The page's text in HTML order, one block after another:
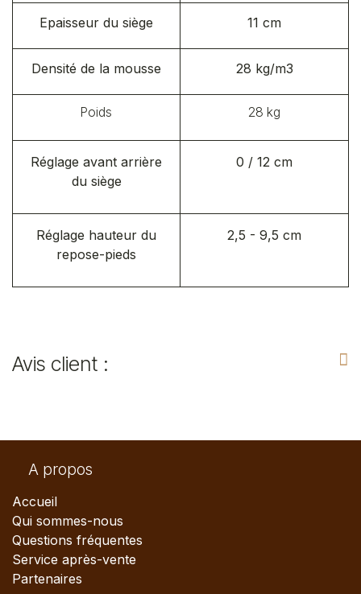
Epaisseur du siège 11 cm
Densité de la mousse 28 kg/m3
Poids 28 kg
Réglage avant arrière
du siège
0 / 12 cm
Réglage hauteur du
repose-pieds
2,5 - 9,5 cm
Avis client :
A propos
Accueil
Qui sommes-nous
Questions fréquentes
Service après-vente
Partenaires